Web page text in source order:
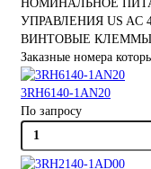
НОМИНАЛЬНОЕ
УПРАВЛЕНИЯ US AC
ВИНТОВЫЕ КЛЕММЫ
Заказные номера
3RH6140-1AN20
По запросу